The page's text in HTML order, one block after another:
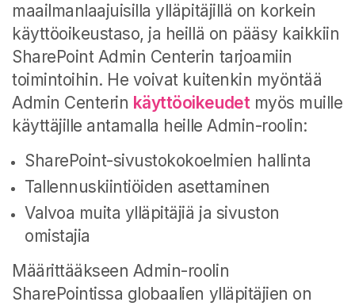
maailmanlaajuisilla ylläpitäjillä on korkein
käyttöoikeustaso, ja heillä on pääsy kaikkiin
SharePoint Admin Centerin tarjoamiin
toimintoihin. He voivat kuitenkin myöntää
Admin Centerin käyttöoikeudetmyös muille
käyttäjille antamalla heille Admin-roolin:
SharePoint-sivustokokoelmien hallinta
Tallennuskiintiöiden asettaminen
Valvoa muita ylläpitäjiä ja sivuston
omistajia
Määrittääkseen Admin-roolin
SharePointissa globaalien ylläpitäjien on